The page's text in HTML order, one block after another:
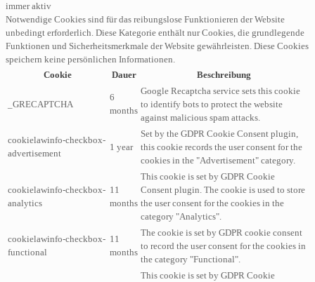
immer aktiv
Notwendige Cookies sind für das reibungslose Funktionieren der Website
unbedingt erforderlich. Diese Kategorie enthält nur Cookies, die grundlegende
Funktionen und Sicherheitsmerkmale der Website gewährleisten. Diese Cookies
speichern keine persönlichen Informationen.
Cookie
Dauer Beschreibung
_GRECAPTCHA
6
months
Google Recaptcha service sets this cookie
to identify bots to protect the website
against malicious spam attacks.
cookielawinfo-checkbox-
advertisement
1 year
Set by the GDPR Cookie Consent plugin,
this cookie records the user consent for the
cookies in the "Advertisement" category.
cookielawinfo-checkbox-
analytics
11
months
This cookie is set by GDPR Cookie
Consent plugin. The cookie is used to store
the user consent for the cookies in the
category "Analytics".
cookielawinfo-checkbox-
functional
11
months
The cookie is set by GDPR cookie consent
to record the user consent for the cookies in
the category "Functional".
This cookie is set by GDPR Cookie